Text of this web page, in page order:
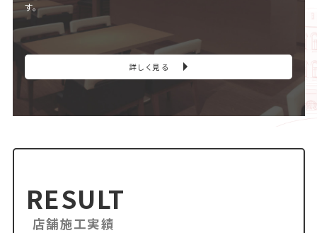
す。
詳しく見る
RESULT
店舗施工実績